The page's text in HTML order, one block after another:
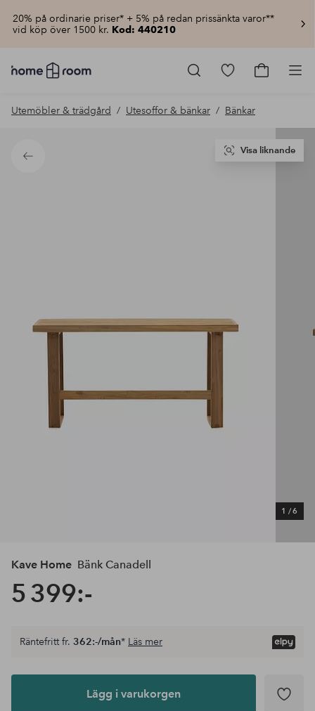
20% på ordinarie priser* + 5% på redan prissänkta varor**
vid köp över 1500 kr. Kod: 440210
Homeroom
–
hemmet
pris
Gå
produkter
Gå
Utemöbler & trädgård Utesoffor & bänkar Bänkar
Tillbaka
1 /6
Visa liknande
Kave Home Bänk Canadell
5 399:-
Lägg i
Räntefritt fr. 362:-/mån* Läs mer
Lägg i varukorgen